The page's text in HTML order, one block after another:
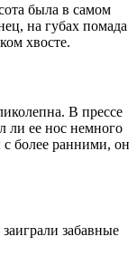
была в самом
на губах помада
хвосте.
В прессе
ли ее нос немного
с более ранними, он
забавные